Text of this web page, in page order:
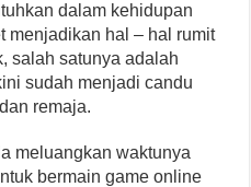
dalam kehidupan
menjadikan hal – hal rumit
salah satunya adalah
sudah menjadi candu
remaja.
meluangkan waktunya
bermain game online